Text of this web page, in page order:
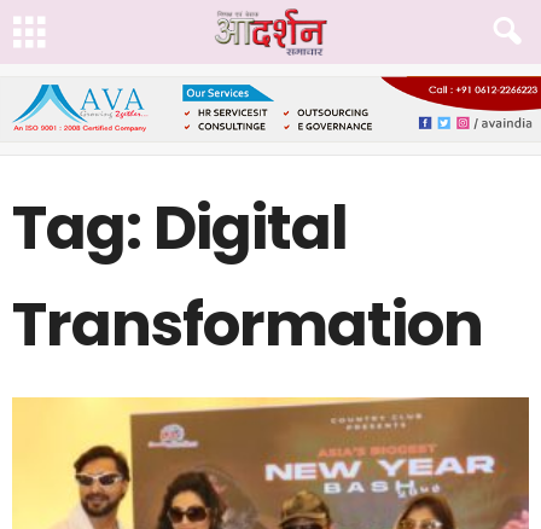
Tag: Digital
Transformation